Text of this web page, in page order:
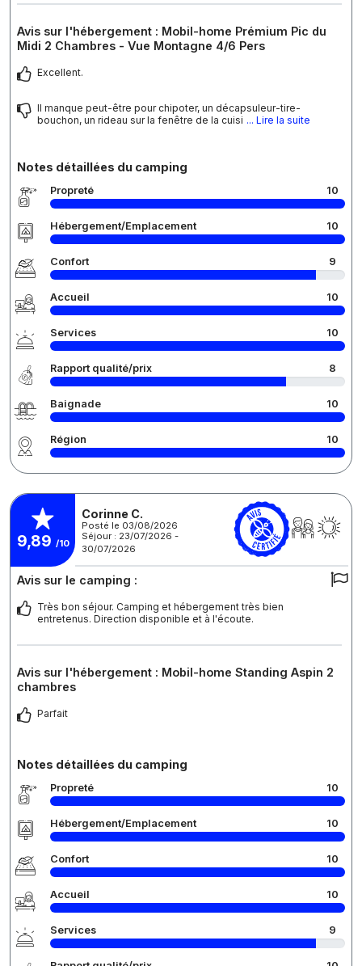
Avis sur l'hébergement : Mobil-home Prémium Pic du
Midi 2 Chambres - Vue Montagne 4/6 Pers
Excellent.
Il manque peut-être pour chipoter, un décapsuleur-tire-
bouchon, un rideau sur la fenêtre de la cuisi ... Lire la suite
Notes détaillées du camping
Propreté 10
Hébergement/Emplacement 10
Confort 9
Accueil 10
Services 10
Rapport qualité/prix 8
Baignade 10
Région 10
9,89 /10
Corinne C.
Posté le 03/08/2026
Séjour : 23/07/2026 -
30/07/2026
Avis sur le camping :
Très bon séjour. Camping et hébergement très bien
entretenus. Direction disponible et à l'écoute.
Avis sur l'hébergement : Mobil-home Standing Aspin 2
chambres
Parfait
Notes détaillées du camping
Propreté 10
Hébergement/Emplacement 10
Confort 10
Accueil 10
Services 9